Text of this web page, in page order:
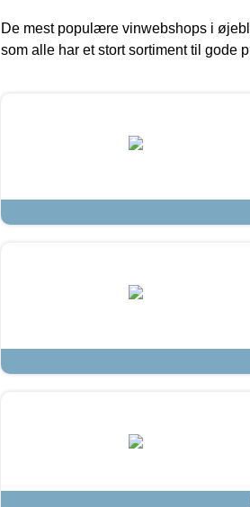
De mest populære vinwebshops i
som alle har et stort sortiment til gode